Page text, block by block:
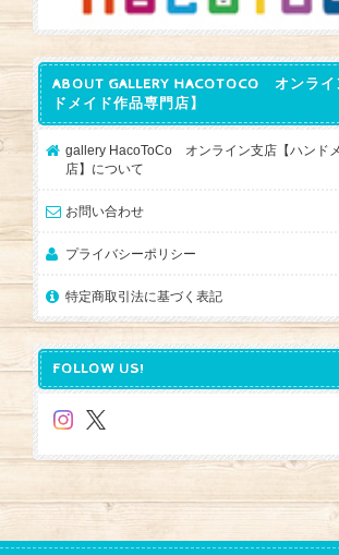
ABOUT GALLERY HACOTOCO オンラ
ドメイド作品専門店】
gallery HacoToCo オンライン支店【ハンド
店】について
お問い合わせ
プライバシーポリシー
特定商取引法に基づく表記
FOLLOW US!